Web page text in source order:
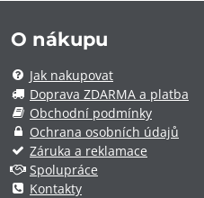
O nákupu
Jak nakupovat
Doprava ZDARMA a platba
Obchodní podmínky
Ochrana osobních údajů
Záruka a reklamace
Spolupráce
Kontakty